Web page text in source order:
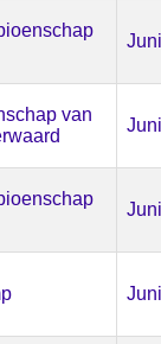
van